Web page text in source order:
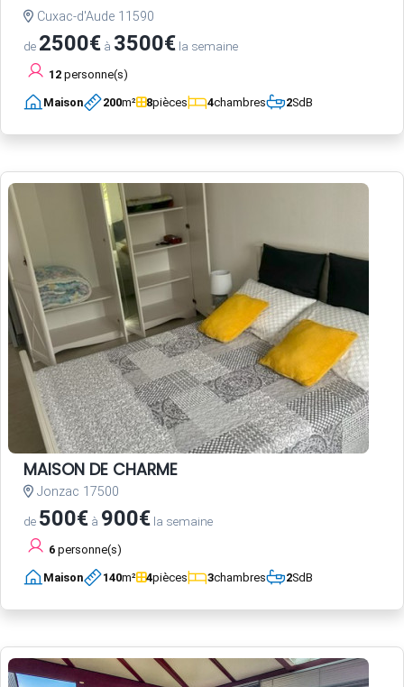
Cuxac-d'Aude 11590
de 2500€ à 3500€ la semaine
12 personne(s)
Maison 200m² 8pièces 4chambres 2SdB
MAISON DE CHARME
Jonzac 17500
de 500€ à 900€ la semaine
6 personne(s)
Maison 140m² 4pièces 3chambres 2SdB